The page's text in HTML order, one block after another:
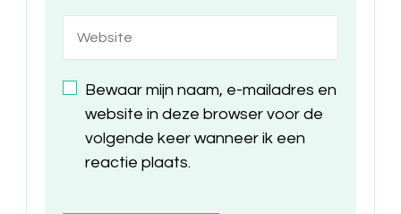
Bewaar mijn naam, e-mailadres en
website in deze browser voor de
volgende keer wanneer ik een
reactie plaats.